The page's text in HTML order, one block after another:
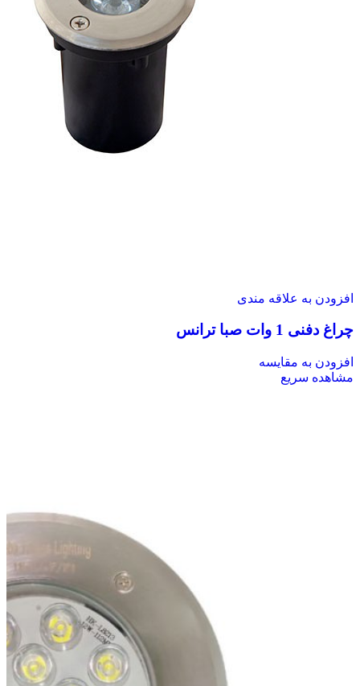
افزودن به علاقه مندی
چراغ دفنی 1 وات صبا ترانس
افزودن به مقایسه
مشاهده سریع